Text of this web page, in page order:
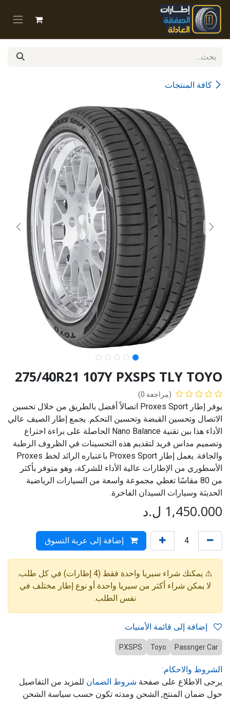
تخطي للذهاب إلى المحتوى
كافة المنتجات
275/40R21 107Y PXSPS TLY TOYO
(مراجعة 0)
يوفر إطار Proxes Sport اتصالاً أفضل بالطريق من خلال تحسين
الاتصال وتحسين القبضة وتحسين التحكم. يجمع إطار الصيف عالي
الأداء هذا بين تقنية Nano Balance الحاصلة على براءة اختراع
وتصميم مداس فريد لتقديم هذه التحسينات في الظروف الرطبة
والجافة. يعمل إطار Proxes Sport باعتباره الرائد لخط Proxes
الأسطوري من الإطارات عالية الأداء للشركة، وهو متوفر بأكثر
من 80 مقاسًا تغطي مجموعة واسعة من السيارات الرياضية
الحديثة وسيارات السيدان الفاخرة.
1,450.000 ل.د
إضافة إلى عربة التسوق
⚠️ يمكنك شراء سيريا واحدة فقط (4 إطارات) في كل طلب.
لا يمكن شراء أكثر من سيريا واحدة أو نوع إطار مختلف في
نفس الطلب.
Passnger Car
Toyo
PXSPS
الشروط والاحكام:
يرجى الاطلاع على صفحة شروط الضمان للمزيد من التفاصيل
حول ضمان المنتج, الشحن ومدته تكون حسب سياسة الشحن